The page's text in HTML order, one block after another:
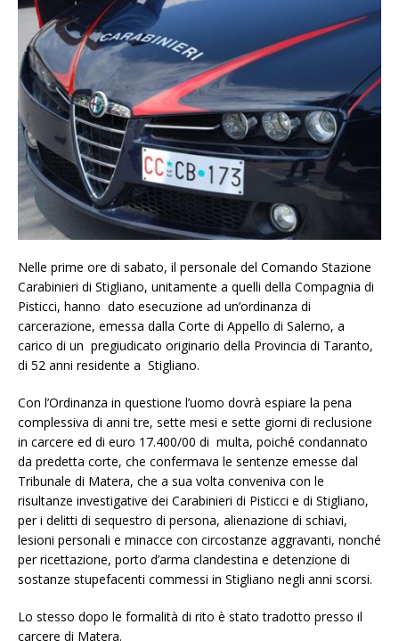
Nelle prime ore di sabato, il personale del Comando Stazione
Carabinieri di Stigliano, unitamente a quelli della Compagnia di
Pisticci, hanno dato esecuzione ad un’ordinanza di
carcerazione, emessa dalla Corte di Appello di Salerno, a
carico di un pregiudicato originario della Provincia di Taranto,
di 52 anni residente a Stigliano.
Con l’Ordinanza in questione l’uomo dovrà espiare la pena
complessiva di anni tre, sette mesi e sette giorni di reclusione
in carcere ed di euro 17.400/00 di multa, poiché condannato
da predetta corte, che confermava le sentenze emesse dal
Tribunale di Matera, che a sua volta conveniva con le
risultanze investigative dei Carabinieri di Pisticci e di Stigliano,
per i delitti di sequestro di persona, alienazione di schiavi,
lesioni personali e minacce con circostanze aggravanti, nonché
per ricettazione, porto d’arma clandestina e detenzione di
sostanze stupefacenti commessi in Stigliano negli anni scorsi.
Lo stesso dopo le formalità di rito è stato tradotto presso il
carcere di Matera.